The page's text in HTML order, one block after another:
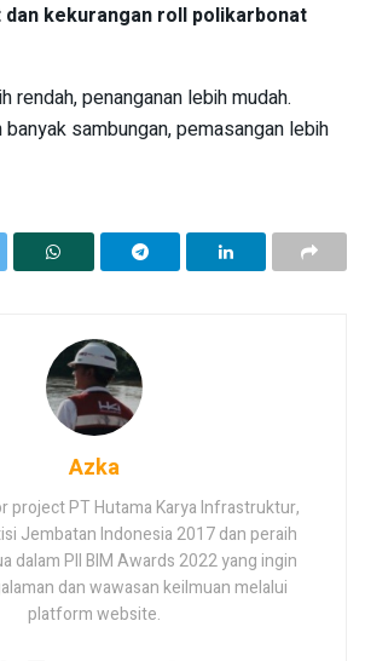
kekurangan roll polikarbonat
rendah, penanganan lebih mudah.
banyak sambungan, pemasangan lebih
Azka
project PT Hutama Karya Infrastruktur,
Jembatan Indonesia 2017 dan peraih
dalam PII BIM Awards 2022 yang ingin
dan wawasan keilmuan melalui
platform website.